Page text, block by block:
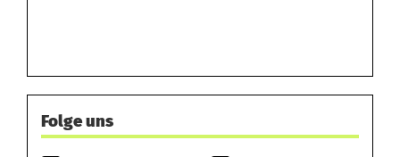
Folge uns